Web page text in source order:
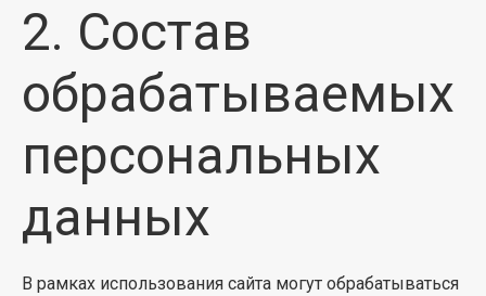
2. Состав
обрабатываемых
персональных
данных
В рамках использования сайта могут обрабатываться